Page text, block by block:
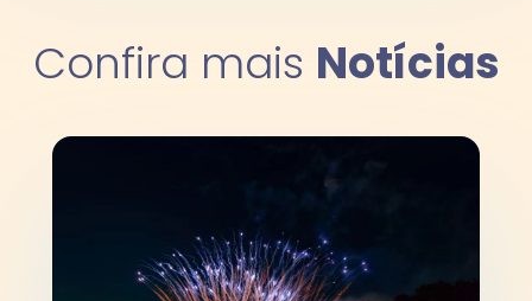
Confira mais Notícias